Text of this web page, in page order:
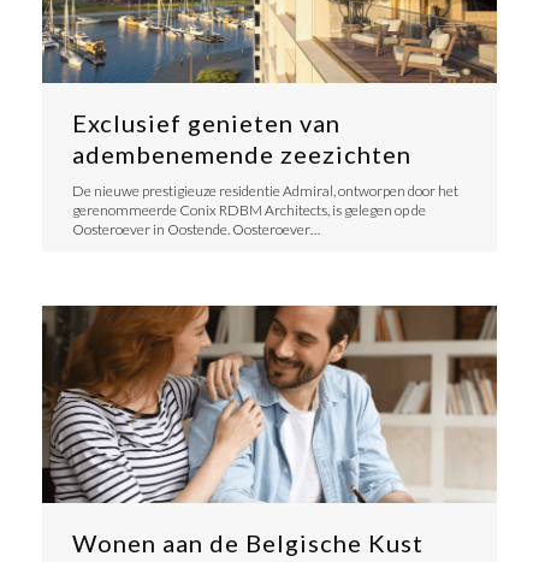
Exclusief genieten van
adembenemende zeezichten
De nieuwe prestigieuze residentie Admiral, ontworpen door het
gerenommeerde Conix RDBM Architects, is gelegen op de
Oosteroever in Oostende. Oosteroever…
Wonen aan de Belgische Kust